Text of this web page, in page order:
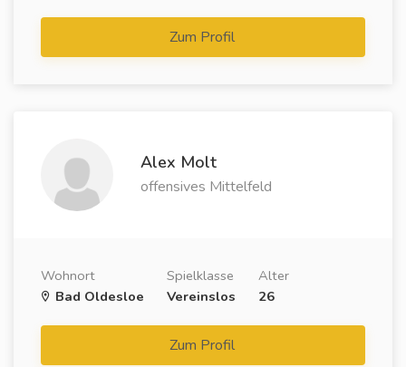
Zum Profil
Alex Molt
offensives Mittelfeld
Wohnort
Bad Oldesloe
Spielklasse
Vereinslos
Alter
26
Zum Profil